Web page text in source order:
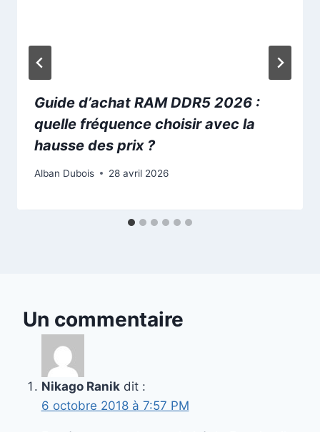
Guide d’achat RAM DDR5 2026 :
quelle fréquence choisir avec la
hausse des prix ?
Alban Dubois 28 avril 2026
Un commentaire
Nikago Ranik dit :
6 octobre 2018 à 7:57 PM